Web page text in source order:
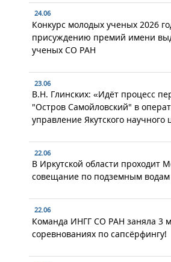
24.06
Конкурс молодых ученых 2026
присуждению премий имени
ученых СО РАН
23.06
В.Н. Глинских: «Идёт процесс
"Остров Самойловский" в
управление Якутского научного
22.06
В Иркутской области проходит
совещание по подземным водам
22.06
Команда ИНГГ СО РАН заняла 3
соревнованиях по сапсёрфингу!